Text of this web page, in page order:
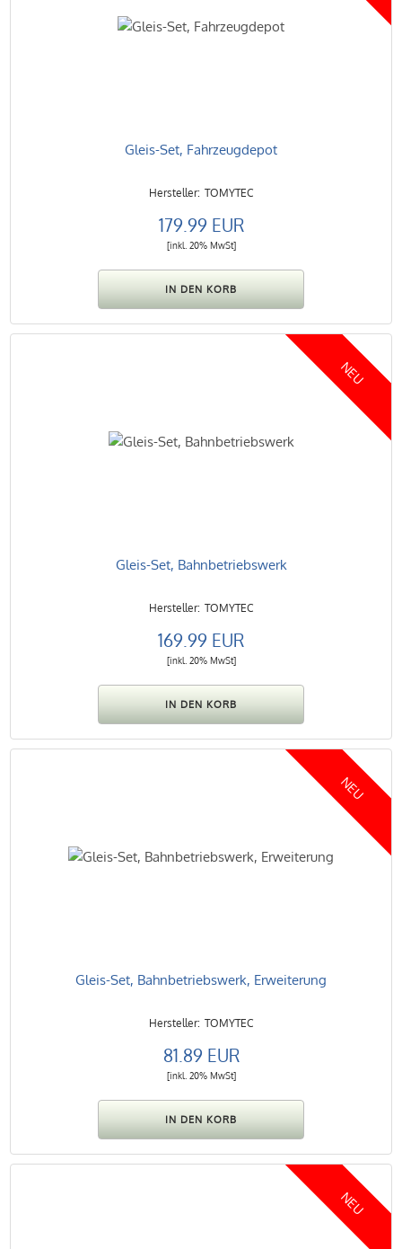
Gleis-Set, Fahrzeugdepot
TOMYTEC
179.99 EUR
[inkl. 20% MwSt]
NEU
Gleis-Set, Bahnbetriebswerk
TOMYTEC
169.99 EUR
[inkl. 20% MwSt]
NEU
Gleis-Set, Bahnbetriebswerk, Erweiterung
TOMYTEC
81.89 EUR
[inkl. 20% MwSt]
NEU